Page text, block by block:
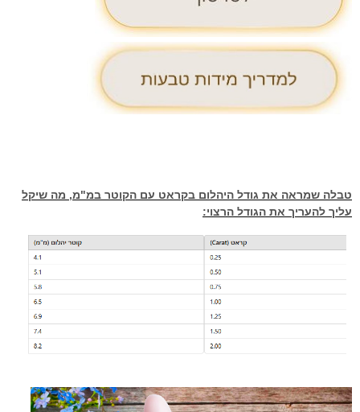
טבלה שמראה את גודל היהלום בקראט עם הקוטר במ"מ, מה שיקל
עליך להעריך את הגודל הרצוי: